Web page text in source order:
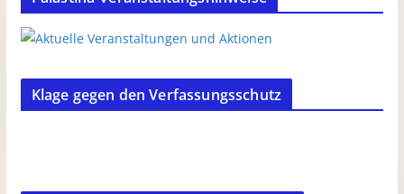
Klage gegen den Verfassungsschutz